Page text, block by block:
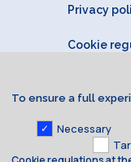
Privacy
Cookie
To ensure a full
Necessary